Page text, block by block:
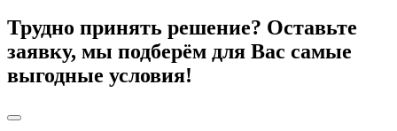
Трудно принять решение? Оставьте
заявку, мы подберём для Вас самые
выгодные условия!